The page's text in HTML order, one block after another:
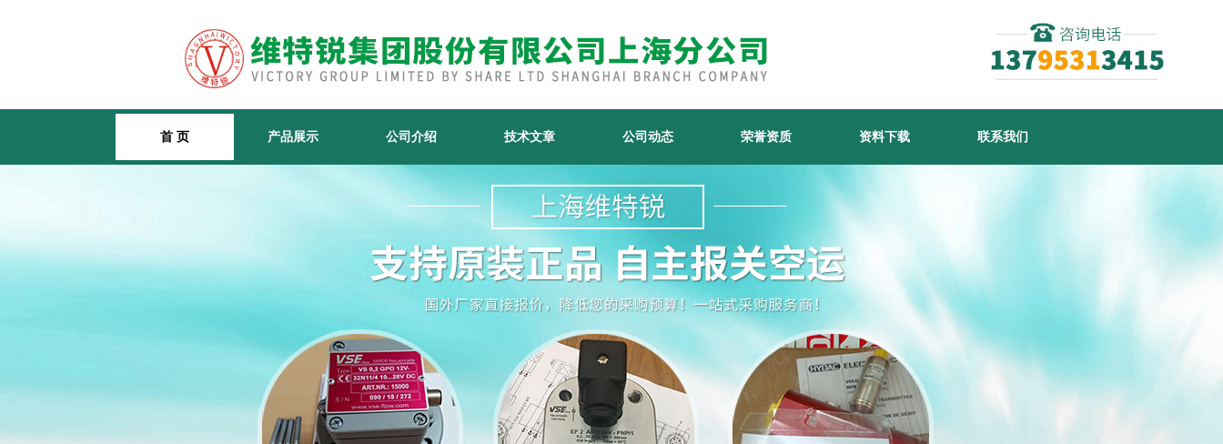
首 页 产品展示 公司介绍 技术文章 公司动态 荣誉资质 资料下载 联系我们